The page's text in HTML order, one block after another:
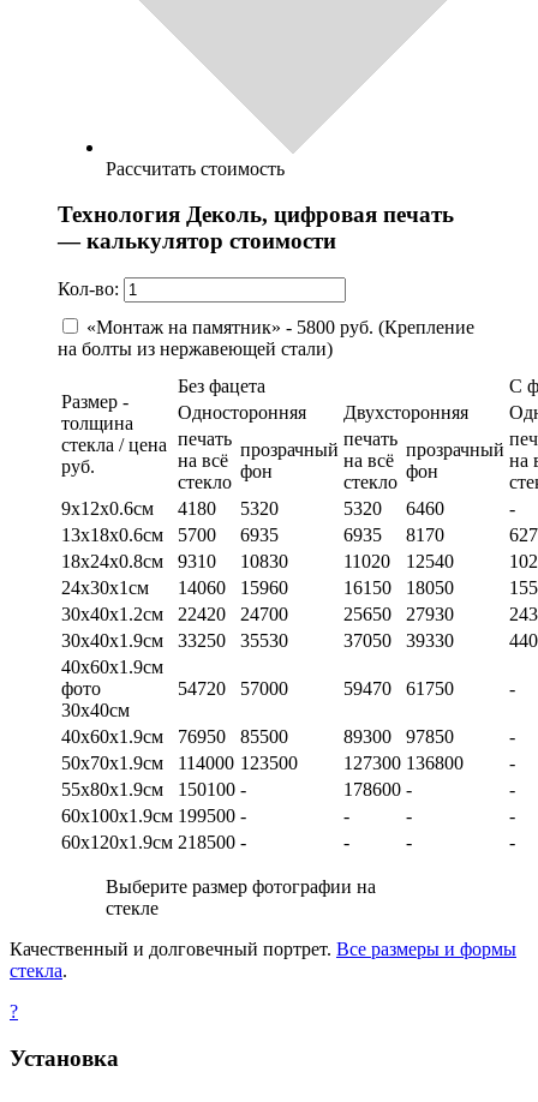
Рассчитать стоимость
Технология Деколь, цифровая печать
— калькулятор стоимости
Кол-во:
«Монтаж на памятник» - 5800 руб. (Крепление
на болты из нержавеющей стали)
Размер -
толщина
стекла / цена
руб.
Без фацета
С
Односторонняя
Двухсторонняя
печать
на всё
стекло
прозрачный
фон
печать
на всё
стекло
прозрачный
фон
на
9х12х0.6см
4180 5320 5320 6460
-
13х18х0.6см
5700 6935 6935 8170
18х24х0.8см
9310 10830 11020 12540
24х30х1см
14060 15960 16150 18050
30х40х1.2см
22420 24700 25650 27930
30х40х1.9см
33250 35530 37050 39330
40х60х1.9см
фото
30х40см
54720 57000 59470 61750 -
40х60х1.9см 76950 85500 89300 97850
-
50х70х1.9см
114000 123500 127300 136800
-
55х80х1.9см
150100 - 178600 -
-
60х100х1.9см 199500 - - -
-
60х120х1.9см 218500 - - - -
Выберите размер фотографии на
стекле
Качественный и долговечный портрет. Все размеры и формы
стекла.
?
Установка